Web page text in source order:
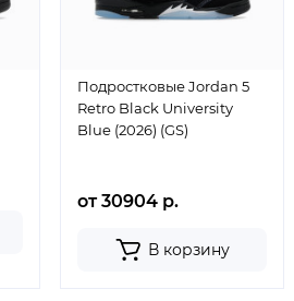
Подростковые Jordan 5
Retro Black University
Blue (2026) (GS)
от 30904 р.
В корзину